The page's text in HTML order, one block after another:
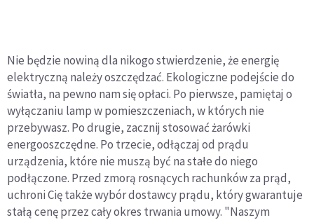
Nie będzie nowiną dla nikogo stwierdzenie, że energię
elektryczną należy oszczędzać. Ekologiczne podejście do
światła, na pewno nam się opłaci. Po pierwsze, pamiętaj o
wyłączaniu lamp w pomieszczeniach, w których nie
przebywasz. Po drugie, zacznij stosować żarówki
energooszczędne. Po trzecie, odłączaj od prądu
urządzenia, które nie muszą być na stałe do niego
podłączone. Przed zmorą rosnących rachunków za prąd,
uchroni Cię także wybór dostawcy prądu, który gwarantuje
stałą cenę przez cały okres trwania umowy. "Naszym